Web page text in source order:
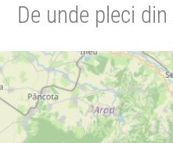
De unde pleci